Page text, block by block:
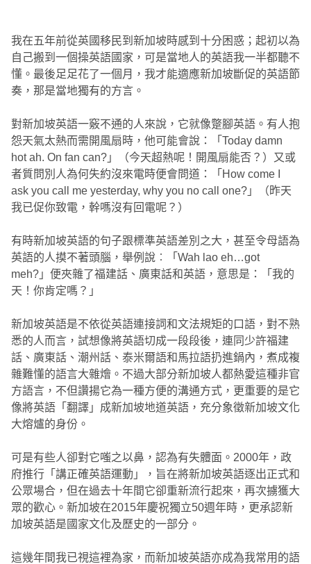
我在五年前從英國移民到新加坡時感到十分困惑；起初以為
自己搬到一個操英語國家，可是當地人的英語我一半都聽不
懂。最後足足花了一個月，我才能適應新加坡斷促的英語節
奏，那是當地獨有的方言。
對新加坡英語一竅不通的人來說，它就像蹩腳英語。有人抱
怨天氣太熱而需開風扇時，他可能會說：「Today damn
hot ah‭. ‬On fan can‭?‬」（今天超熱呢！開風扇能否？）又或
者質問別人為何失約沒來電時便會問道：「How come I
ask you call me yesterday‭, ‬why you no call one‭?‬」（昨天
我已促你致電，幹嗎沒有回電呢？）
有時新加坡英語的句子跟標準英語差別之大，甚至令母語為
英語的人摸不著頭腦，舉例說︰「Wah lao eh…got
meh‭?‬」便夾雜了福建話、廣東話和英語，意思是：「我的
天！你肯定嗎？」
新加坡英語是不依從英語連接詞和文法規矩的口語，對不熟
悉的人而言，試想像將英語切成一段段後，連同少許福建
話、廣東話、潮州話、泰米爾語和馬拉語扔進鍋內，煮成複
雜難懂的語言大雜燴。不過大部分新加坡人都熱愛這種非官
方語言，不但讚揚它為一種方便的溝通方式，更重要的是它
像將英語「翻譯」成新加坡地道英語，充分象徵新加坡文化
大熔爐的身份。
可是有些人卻對它嗤之以鼻，認為有失體面。2000年，政
府推行「講正確英語運動」，旨在將新加坡英語逐出正式和
公眾場合，但在過去十年間它卻重新流行起來，再次擄獲大
眾的歡心。新加坡在2015年慶祝獨立50週年時，更承認新
加坡英語是國家文化及歷史的一部分。
這幾年間我已視這裡為家，而新加坡英語亦成為我常用的語